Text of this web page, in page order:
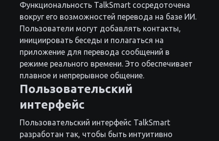
Функциональность TalkSmart сосредоточена
вокруг его возможностей перевода на базе ИИ.
Пользователи могут добавлять контакты,
инициировать беседы и полагаться на
приложение для перевода сообщений в
режиме реального времени. Это обеспечивает
плавное и непрерывное общение.
Пользовательский
интерфейс
Пользовательский интерфейс TalkSmart
разработан так, чтобы быть интуитивно